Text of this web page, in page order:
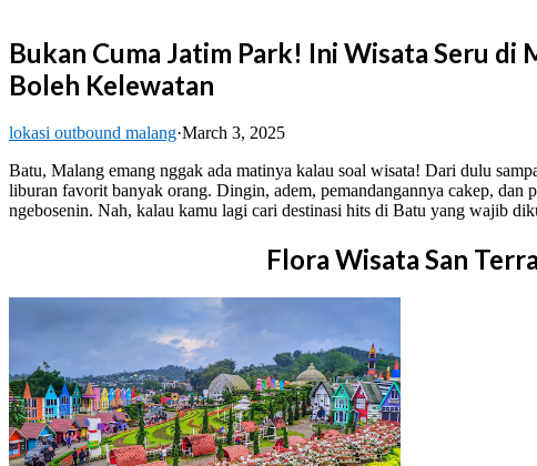
Bukan Cuma Jatim Park! Ini Wisata Seru di
Boleh Kelewatan
lokasi outbound malang·March 3, 2025
Batu, Malang emang nggak ada matinya kalau soal wisata! Dari dulu
liburan favorit banyak orang. Dingin, adem, pemandangannya cakep, dan
ngebosenin. Nah, kalau kamu lagi cari destinasi hits di Batu yang wajib
Flora Wisata San Terra